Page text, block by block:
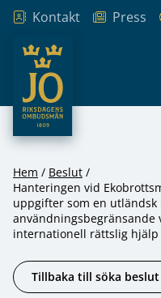
Hoppa till innehåll
Kontakt Press
JO – Riksdagens
Hem
Beslut
Hanteringen vid
uppgifter som en
användningsbegränsande
internationell rättslig
Tillbaka till söka beslut